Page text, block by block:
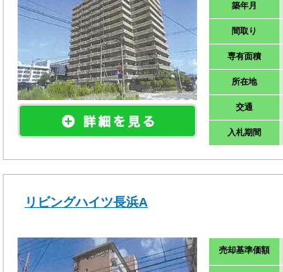
築年月
間取り
専有面積
所在地
交通
入札期間
リビングハイツ長浜A
売却基準価額